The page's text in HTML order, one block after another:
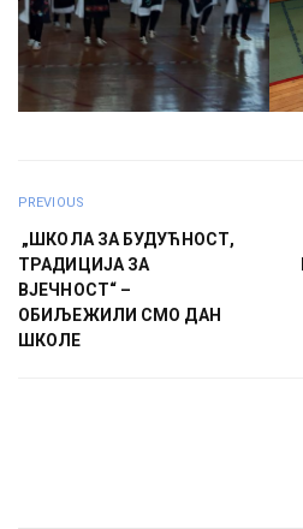
PREVIOUS
„ШКОЛА ЗА БУДУЋНОСТ,
ТРАДИЦИЈА ЗА
ВЈЕЧНОСТ“ –
ОБИЉЕЖИЛИ СМО ДАН
ШКОЛЕ